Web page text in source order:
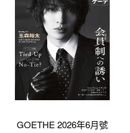
GOETHE 2026年6月號